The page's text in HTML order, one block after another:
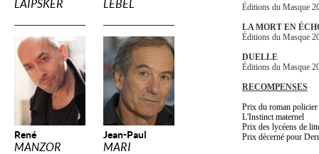
LAIPSKER LEBEL
René
MANZOR
Jean-Paul
MARI
Éditions du Masque
LA MORT EN
Éditions du Masque
DUELLE
Éditions du Masque
RECOMPENSES
Prix du roman policier
L'Instinct maternel
Prix des lycéens de
Prix décerné pour